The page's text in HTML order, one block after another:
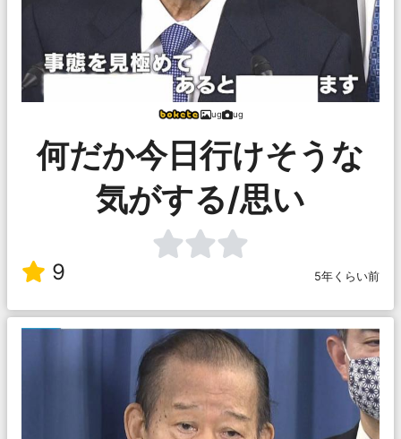
ug ug
何だか今日行けそうな
気がする/思い
9 5年くらい前